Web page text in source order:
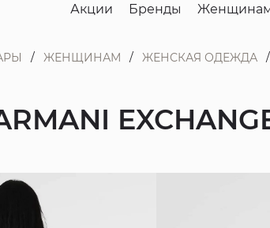
Акции Бренды
ЖЕНЩИНАМ ЖЕНСКАЯ ОДЕЖДА